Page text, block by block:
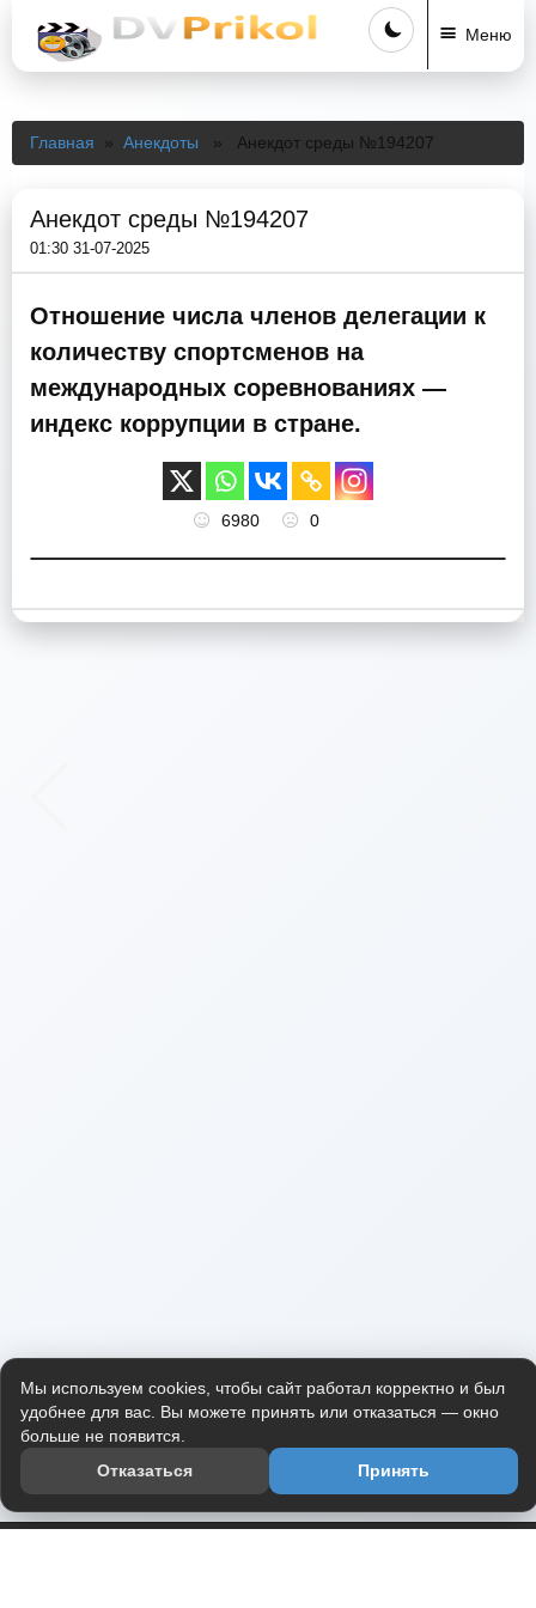
Меню
Главная » Анекдоты » Анекдот среды №194207
Анекдот среды №194207
01:30 31-07-2025
Отношение числа членов делегации к
количеству спортсменов на
международных соревнованиях —
индекс коррупции в стране.
6980 0
Мы используем cookies, чтобы сайт работал корректно и был
удобнее для вас. Вы можете принять или отказаться — окно
больше не появится.
Отказаться
Принять